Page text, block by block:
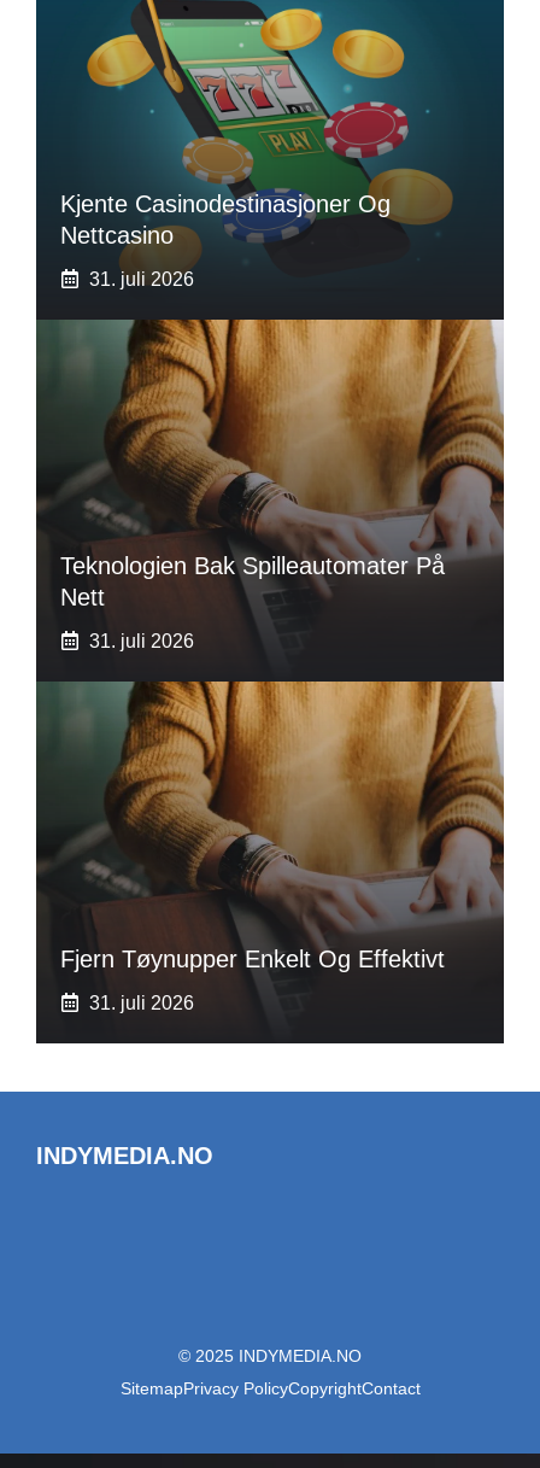
Kjente Casinodestinasjoner Og
Nettcasino
31. juli 2026
Teknologien Bak Spilleautomater På
Nett
31. juli 2026
Fjern Tøynupper Enkelt Og Effektivt
31. juli 2026
INDYMEDIA.NO
© 2025 INDYMEDIA.NO
SitemapPrivacy PolicyCopyrightContact